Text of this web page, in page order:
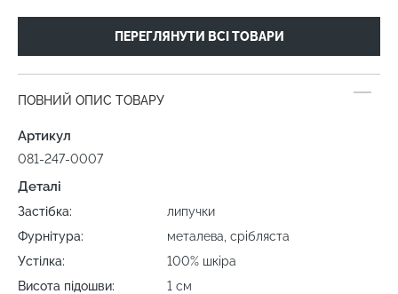
ПЕРЕГЛЯНУТИ ВСІ ТОВАРИ
ПОВНИЙ ОПИС ТОВАРУ
Артикул
081-247-0007
Деталі
Застібка:
липучки
Фурнітура:
металева, срібляста
Устілка:
100% шкіра
Висота підошви:
1 см